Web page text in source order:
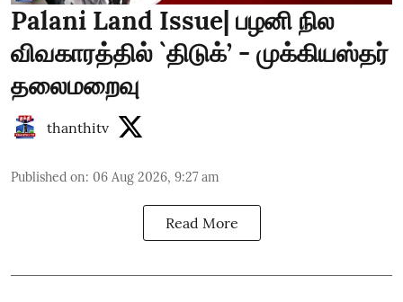
Palani Land Issue| பழனி நில
விவகாரத்தில் `திடுக்’ - முக்கியஸ்தர்
தலைமறைவு
thanthitv
Published on: 06 Aug 2026, 9:27 am
Read More